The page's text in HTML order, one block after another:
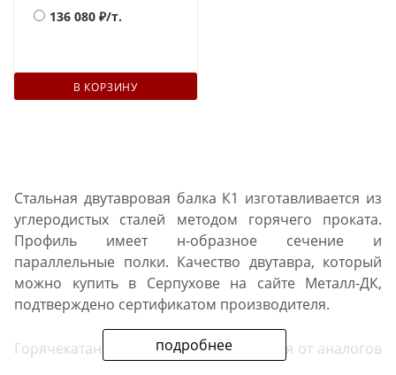
136 080 ₽/т.
В КОРЗИНУ
подробнее
Стальная двутавровая балка К1 изготавливается из
углеродистых сталей методом горячего проката.
Профиль имеет н-образное сечение и
параллельные полки. Качество двутавра, который
можно купить в Серпухове на сайте Металл-ДК,
подтверждено сертификатом производителя.
Горячекатаная балка типа К отличается от аналогов